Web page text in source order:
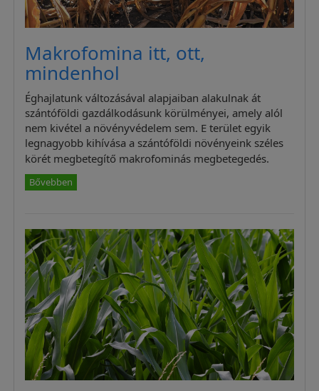
Makrofomina itt, ott,
mindenhol
Éghajlatunk változásával alapjaiban alakulnak át
szántóföldi gazdálkodásunk körülményei, amely alól
nem kivétel a növényvédelem sem. E terület egyik
legnagyobb kihívása a szántóföldi növényeink széles
körét megbetegítő makrofominás megbetegedés.
Bővebben